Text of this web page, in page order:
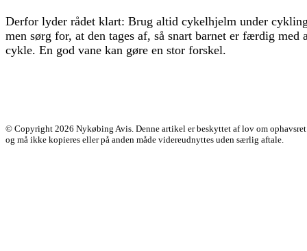
Derfor lyder rådet klart: Brug altid cykelhjelm under
men sørg for, at den tages af, så snart barnet er færdig med
cykle. En god vane kan gøre en stor forskel.
© Copyright 2026 Nykøbing Avis. Denne artikel er beskyttet af lov om ophavsret
og må ikke kopieres eller på anden måde videreudnyttes uden særlig aftale.